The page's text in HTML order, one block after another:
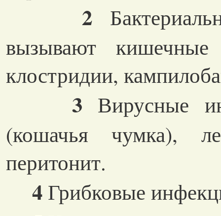
2
вызывают кишечные
клостридии,
3 Вирусные
(кошачья чумка),
перитонит.
4 Грибковые